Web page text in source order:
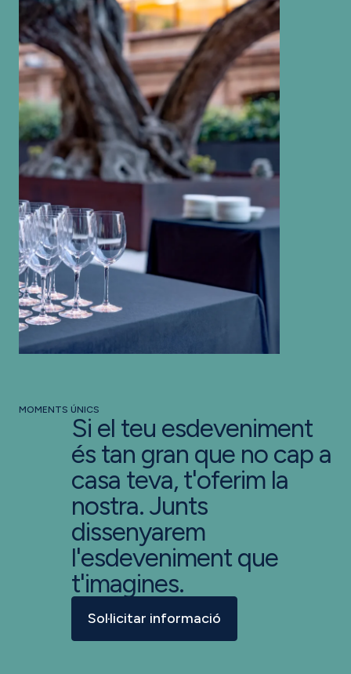
MOMENTS ÚNICS
Si el teu esdeveniment
és tan gran que no cap a
casa teva, t'oferim la
nostra. Junts
dissenyarem
l'esdeveniment que
t'imagines.
Sol·licitar informació